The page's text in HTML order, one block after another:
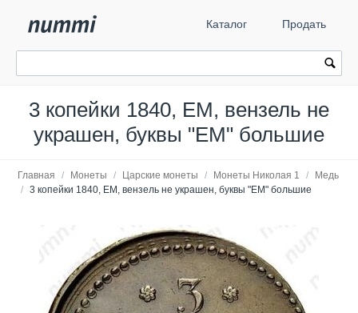
Каталог Продать
3 копейки 1840, ЕМ, вензель не
украшен, буквы "ЕМ" большие
Главная / Монеты / Царские монеты / Монеты Николая 1 /
Медь
/ 3 копейки 1840, ЕМ, вензель не украшен, буквы "ЕМ" большие